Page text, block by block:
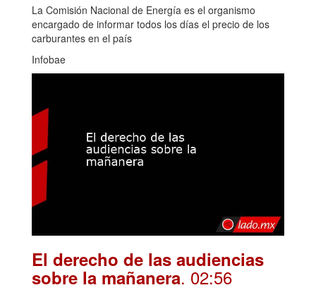
La Comisión Nacional de Energía es el organismo
encargado de informar todos los días el precio de los
carburantes en el país
Infobae
El derecho de las audiencias
sobre la mañanera. 02:56